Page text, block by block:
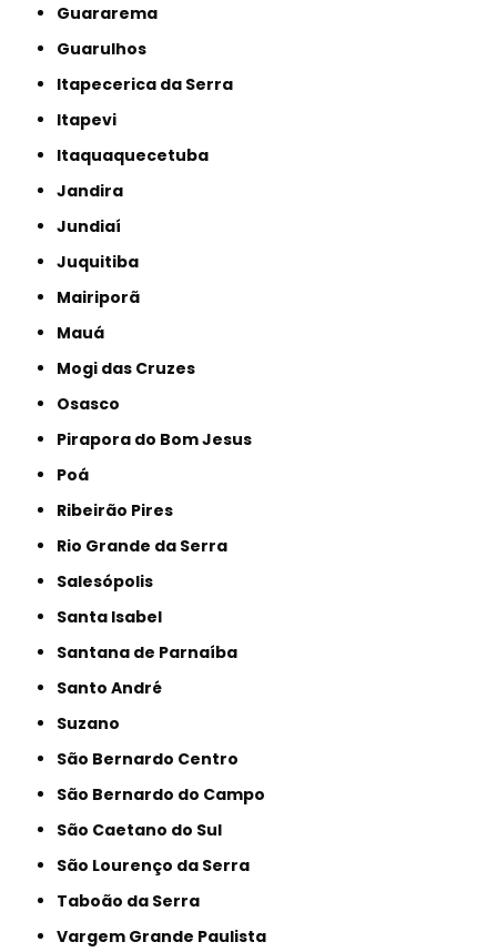
Guararema
Guarulhos
Itapecerica da Serra
Itapevi
Itaquaquecetuba
Jandira
Jundiaí
Juquitiba
Mairiporã
Mauá
Mogi das Cruzes
Osasco
Pirapora do Bom Jesus
Poá
Ribeirão Pires
Rio Grande da Serra
Salesópolis
Santa Isabel
Santana de Parnaíba
Santo André
Suzano
São Bernardo Centro
São Bernardo do Campo
São Caetano do Sul
São Lourenço da Serra
Taboão da Serra
Vargem Grande Paulista